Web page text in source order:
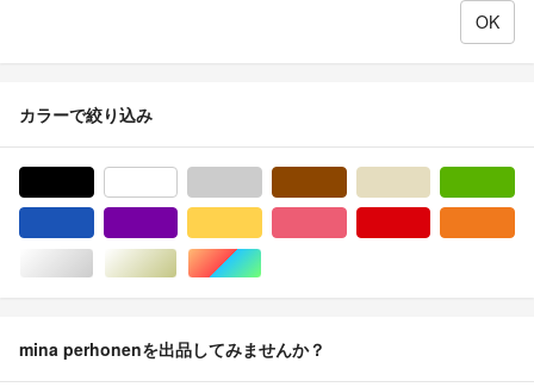
カラーで絞り込み
シルバー/銀色系ゴールド/金色系マルチカラー
mina perhonenを出品してみませんか？